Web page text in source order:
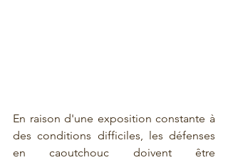
En raison d'une exposition constante à
des conditions difficiles, les défenses
en caoutchouc doivent être